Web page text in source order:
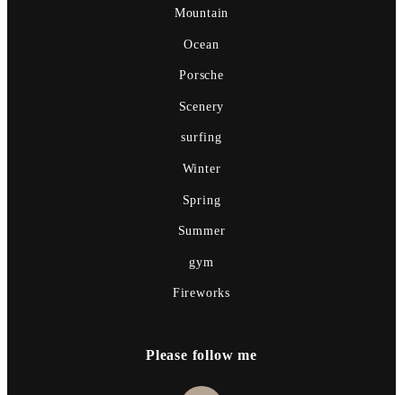
Mountain
Ocean
Porsche
Scenery
surfing
Winter
Spring
Summer
gym
Fireworks
Please follow me